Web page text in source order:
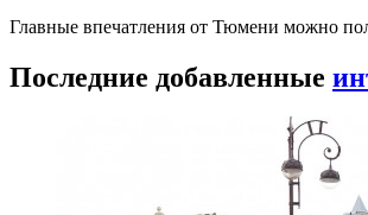
Главные впечатления от Тюмени можно
Последние добавленные